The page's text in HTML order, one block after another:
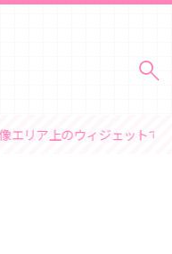
上のウィジェットで変更で